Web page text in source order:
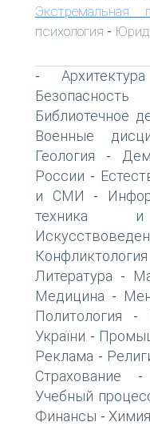
Экстремальная
психология -
-
Безопасность
Библиотечное
Военные
Геология -
России -
и СМИ -
техника и
Конфликтология
Литература -
Медицина -
Политология -
України -
Реклама -
Страхование
Учебный
Финансы - Химия